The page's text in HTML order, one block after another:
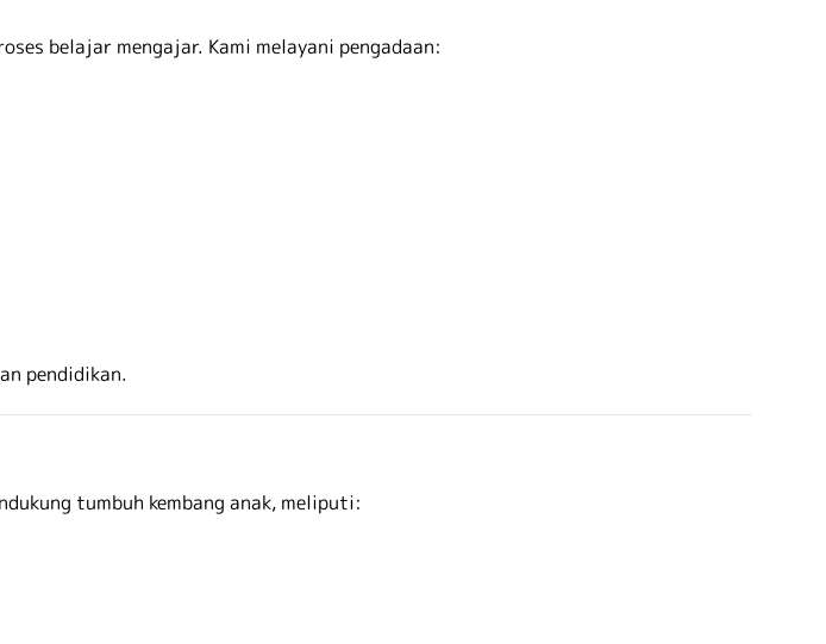
belajar mengajar. Kami melayani pengadaan:
pendidikan.
tumbuh kembang anak, meliputi: